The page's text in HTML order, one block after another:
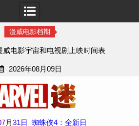
漫威电影档期
威电影宇宙和电视剧上映时间表
2026年08月09日
月31日
蜘蛛侠4：全新日